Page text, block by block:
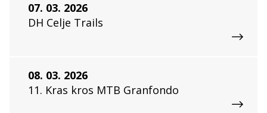
07. 03. 2026
DH Celje Trails
08. 03. 2026
11. Kras kros MTB Granfondo